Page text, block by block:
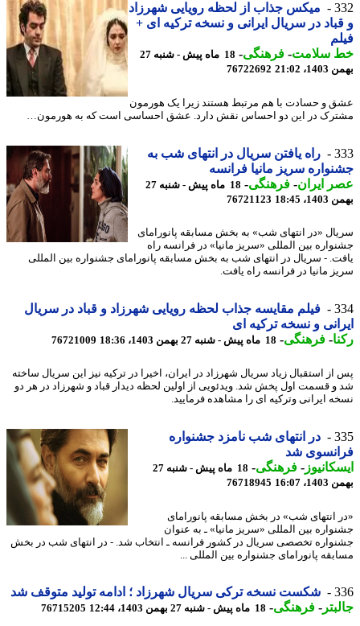
میکس جذاب از لحظه رویایی شهرزاد
در سریال ایرانی و نسخه ترکیه ای +
سلامت-فرهنگی-
18 ماه پیش - شنبه 27
21:02
76722692
و حسادت با هم مرتبط هستند زیرا یک هورمون
در این دو احساس نقش دارد. عشق احساسی است که به هورمون…
راه یافتن سریال در انتهای شب به
سریز مانیا فرانسه
ایران- فرهنگی-
18 ماه پیش - شنبه 27
18:45
76721123
«در انتهای شب» به بخش مسابقه پانورامای
بین المللی «سریز مانیا» در فرانسه راه
- سریال در انتهای شب به بخش مسابقه پانورامای جشنواره بین المللی
مانیا در فرانسه راه یافت.
فیلم مقایسه جذاب لحظه رویایی شهرزاد و قباد در سریال
و نسخه ترکیه ای
-فرهنگی-18 ماه پیش - شنبه 27 بهمن 1403، 18:36 76721009
استقبال زیاد سریال شهرزاد در ایران، اخیرا در ترکیه نیز این سریال ساخته
قسمت اول پخش شد. ویدئویی از اولین لحظه دیدار قباد و شهرزاد در هر دو
ایرانی وترکیه ای را مشاهده فرمایید.
در انتهای شب نامزد جشنواره
شد
-فرهنگی-
18 ماه پیش - شنبه 27
16:07
76718945
انتهای شب» در بخش مسابقه پانورامای
بین المللی «سریز مانیا» ـ به عنوان
تخصصی سریال در کشور فرانسه ـ انتخاب شد. - در انتهای شب در بخش
پانورامای جشنواره بین المللی ...
شکست نسخه ترکی سریال شهرزاد ؛ ادامه تولید متوقف شد
-فرهنگی-18 ماه پیش - شنبه 27 بهمن 1403، 12:44 76715205